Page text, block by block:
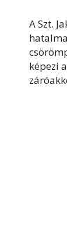
A Szt.
képezi